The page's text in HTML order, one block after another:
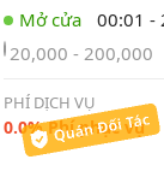
00:01 -
20,000 - 200,000
PHÍ DỊCH VỤ
0.0% Phí phục vụ